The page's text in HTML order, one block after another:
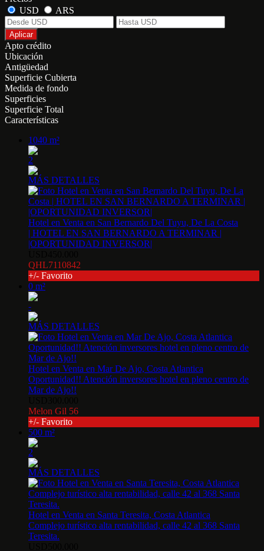
USD
ARS
Aplicar
Apto crédito
Ubicación
Antigüedad
Superficie Cubierta
Medida de fondo
Superficies
Superficie Total
Características
1040 m²
2
MÁS DETALLES
Hotel en Venta en San Bernardo Del Tuyu, De La Costa
| HOTEL EN SAN BERNARDO A TERMINAR |
|OPORTUNIDAD INVERSOR|
QHL7110842
+/- Favorito
0 m²
-
MÁS DETALLES
Hotel en Venta en Mar De Ajo, Costa Atlantica
Oportunidad!! Atención inversores hotel en pleno centro de
Mar de Ajo!!
Melon Gil 56
+/- Favorito
500 m²
2
MÁS DETALLES
Hotel en Venta en Santa Teresita, Costa Atlantica
Complejo turístico alta rentabilidad, calle 42 al 368 Santa
Teresita.